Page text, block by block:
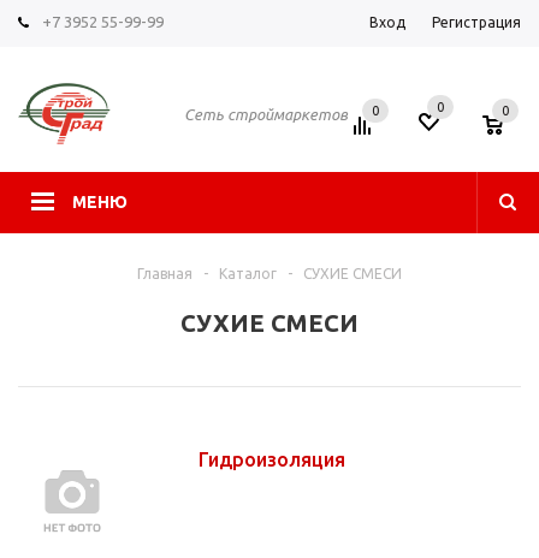
+7 3952 55-99-99 Вход Регистрация
Сеть строймаркетов
МЕНЮ
0 0 0
Главная - Каталог - СУХИЕ СМЕСИ
СУХИЕ СМЕСИ
Гидроизоляция